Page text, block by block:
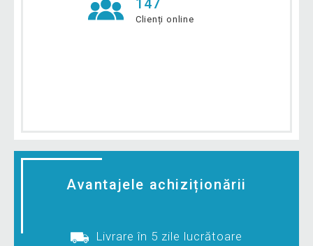
147
Clienți online
Avantajele achiziționării
Livrare în 5 zile lucrătoare